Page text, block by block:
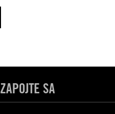
ZAPOJTE SA